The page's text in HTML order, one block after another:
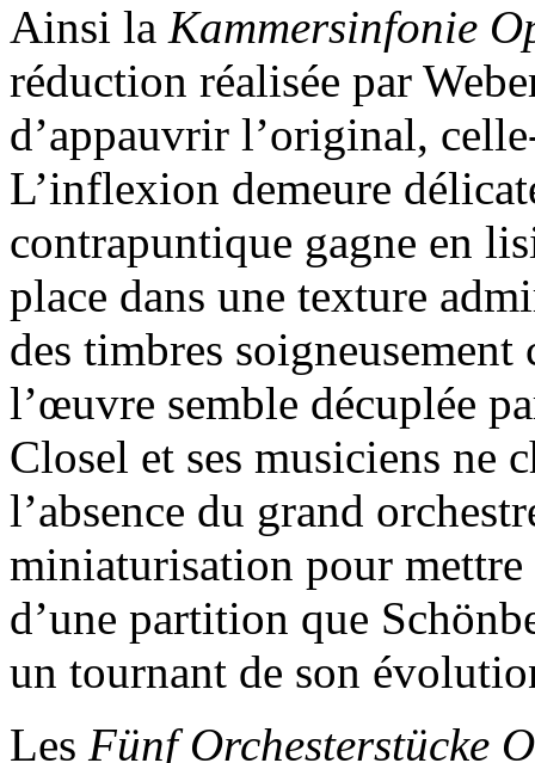
Ainsi la Kammersinfonie
réduction réalisée par
d’appauvrir l’original,
L’inflexion demeure
contrapuntique gagne en
place dans une texture
des timbres soigneusement
l’œuvre semble décuplée
Closel et ses musiciens ne
l’absence du grand
miniaturisation pour
d’une partition que
un tournant de son
Les Fünf Orchesterstücke